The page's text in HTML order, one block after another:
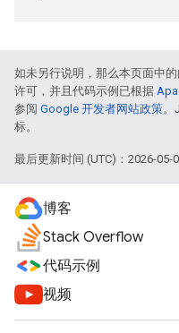
如未另行说明，那么本页面中
许可，并且代码示例已根据
参阅 Google 开发者网站政策。
标。
最后更新时间 (UTC)：2026-05-
博客
Stack Overflow
代码示例
视频